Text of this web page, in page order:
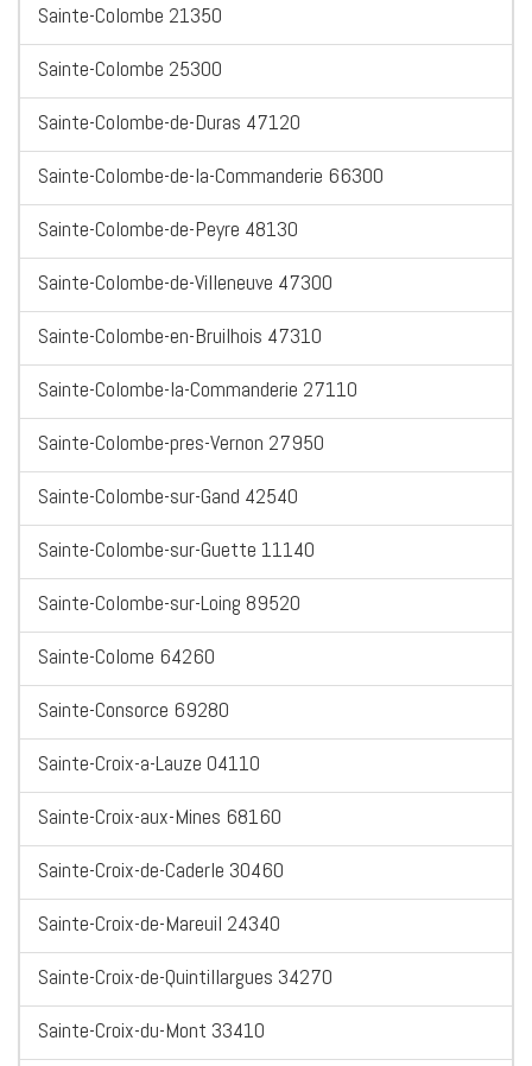
Sainte-Colombe 21350
Sainte-Colombe 25300
Sainte-Colombe-de-Duras 47120
Sainte-Colombe-de-la-Commanderie 66300
Sainte-Colombe-de-Peyre 48130
Sainte-Colombe-de-Villeneuve 47300
Sainte-Colombe-en-Bruilhois 47310
Sainte-Colombe-la-Commanderie 27110
Sainte-Colombe-pres-Vernon 27950
Sainte-Colombe-sur-Gand 42540
Sainte-Colombe-sur-Guette 11140
Sainte-Colombe-sur-Loing 89520
Sainte-Colome 64260
Sainte-Consorce 69280
Sainte-Croix-a-Lauze 04110
Sainte-Croix-aux-Mines 68160
Sainte-Croix-de-Caderle 30460
Sainte-Croix-de-Mareuil 24340
Sainte-Croix-de-Quintillargues 34270
Sainte-Croix-du-Mont 33410